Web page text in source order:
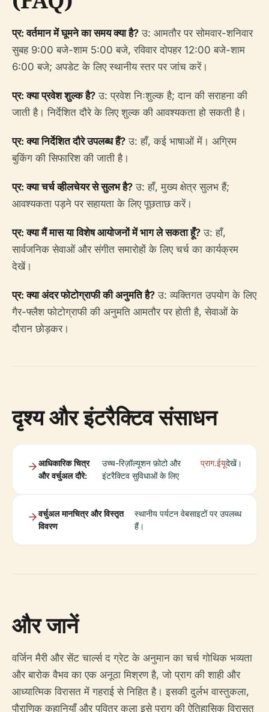
प्र: वर्तमान में घूमने का समय क्या है? उ: आमतौर पर सोमवार-शनिवार
सुबह 9:00 बजे-शाम 5:00 बजे, रविवार दोपहर 12:00 बजे-शाम
6:00 बजे; अपडेट के लिए स्थानीय स्तर पर जांच करें।
प्र: क्या प्रवेश शुल्क है? उ: प्रवेश निःशुल्क है; दान की सराहना की
जाती है। निर्देशित दौरे के लिए शुल्क की आवश्यकता हो सकती है।
प्र: क्या निर्देशित दौरे उपलब्ध हैं? उ: हाँ, कई भाषाओं में। अग्रिम
बुकिंग की सिफारिश की जाती है।
प्र: क्या चर्च व्हीलचेयर से सुलभ है? उ: हाँ, मुख्य क्षेत्र सुलभ हैं;
आवश्यकता पड़ने पर सहायता के लिए पूछताछ करें।
प्र: क्या मैं मास या विशेष आयोजनों में भाग ले सकता हूँ? उ: हाँ,
सार्वजनिक सेवाओं और संगीत समारोहों के लिए चर्च का कार्यक्रम
देखें।
प्र: क्या अंदर फोटोग्राफी की अनुमति है? उ: व्यक्तिगत उपयोग के लिए
गैर-फ्लैश फोटोग्राफी की अनुमति आमतौर पर होती है, सेवाओं के
दौरान छोड़कर।
दृश्य और इंटरैक्टिव संसाधन
आधिकारिक चित्र
और वर्चुअल दौरे:
उच्च-रिज़ॉल्यूशन फ़ोटो और
इंटरैक्टिव सुविधाओं के लिए
प्राग.ईयूदेखें।
वर्चुअल मानचित्र और विस्तृत
विवरण
स्थानीय पर्यटन वेबसाइटों पर उपलब्ध
हैं।
और जानें
वर्जिन मैरी और सेंट चार्ल्स द ग्रेट के अनुमान का चर्च गोथिक भव्यता
और बारोक वैभव का एक अनूठा मिश्रण है, जो प्राग की शाही और
आध्यात्मिक विरासत में गहराई से निहित है। इसकी दुर्लभ वास्तुकला,
पौराणिक कहानियाँ और पवित्र कला इसे प्राग की ऐतिहासिक विरासत